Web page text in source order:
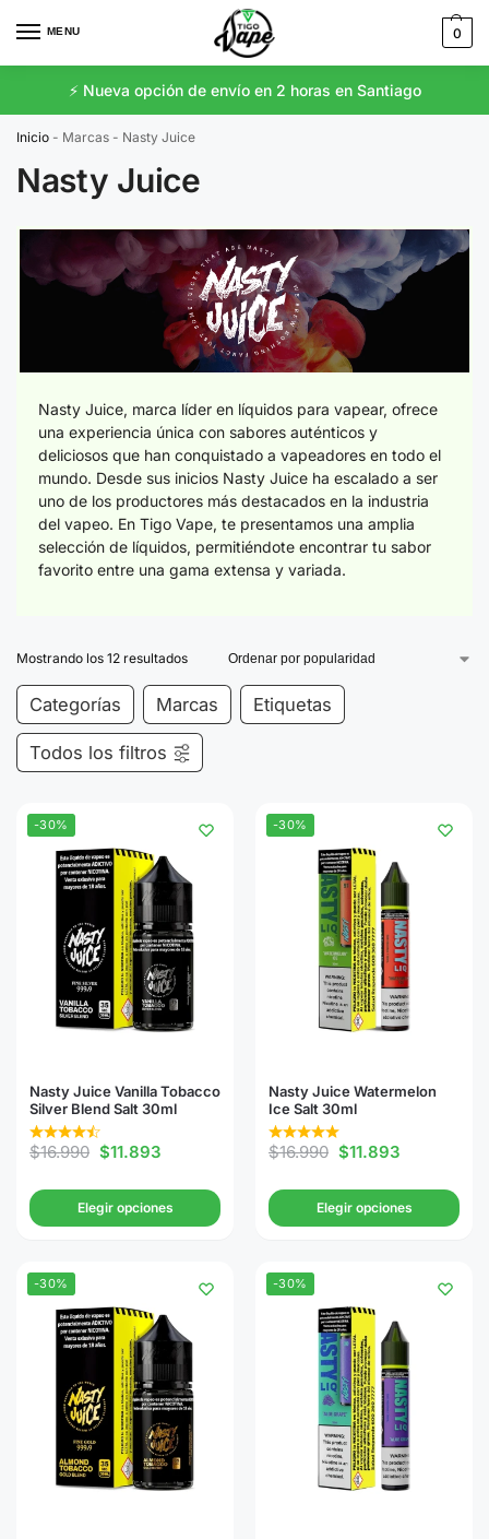
MENU 0
⚡️ Nueva opción de envío en 2 horas en Santiago
Inicio - Marcas - Nasty Juice
Nasty Juice
Nasty Juice, marca líder en líquidos para vapear, ofrece
una experiencia única con sabores auténticos y
deliciosos que han conquistado a vapeadores en todo el
mundo. Desde sus inicios Nasty Juice ha escalado a ser
uno de los productores más destacados en la industria
del vapeo. En Tigo Vape, te presentamos una amplia
selección de líquidos, permitiéndote encontrar tu sabor
favorito entre una gama extensa y variada.
Mostrando los 12 resultados
Categorías Marcas Etiquetas
Todos los filtros
-30%
Nasty Juice Vanilla Tobacco
Silver Blend Salt 30ml
$16.990 $11.893
Elegir opciones
-30%
Nasty Juice Watermelon
Ice Salt 30ml
$16.990 $11.893
Elegir opciones
-30% -30%